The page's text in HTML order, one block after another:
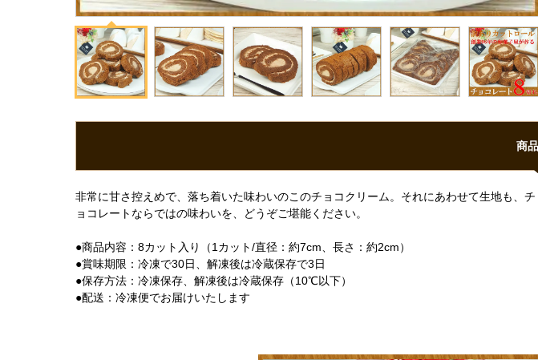
商
非常に甘さ控えめで、落ち着いた味わいのこのチョコクリーム。それにあわせて生地も、
ョコレートならではの味わいを、どうぞご堪能ください。
●商品内容：8カット入り（1カット/直径：約7cm、長さ：約2cm）
●賞味期限：冷凍で30日、解凍後は冷蔵保存で3日
●保存方法：冷凍保存、解凍後は冷蔵保存（10℃以下）
●配送：冷凍便でお届けいたします